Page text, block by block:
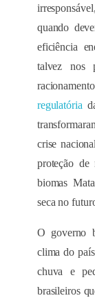
quando
eficiência
talvez nos
regulatória
crise
proteção de
biomas
seca no
O governo
clima do
chuva e
brasileiros